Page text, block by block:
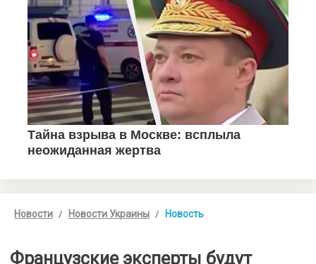
Новости Новости Украины Новость
Французские эксперты будут